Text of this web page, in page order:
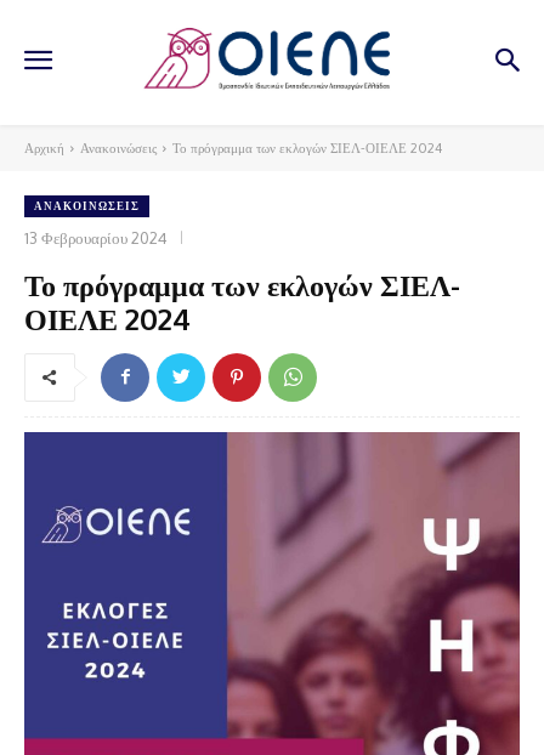
Αρχική Ανακοινώσεις Το πρόγραμμα των εκλογών ΣΙΕΛ-ΟΙΕΛΕ 2024
ΑΝΑΚΟΙΝΏΣΕΙΣ
13 Φεβρουαρίου 2024
Το πρόγραμμα των εκλογών ΣΙΕΛ-
ΟΙΕΛΕ 2024